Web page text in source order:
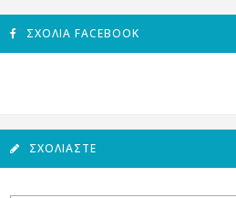
ΣΧΌΛΙΑ FACEBOOK
ΣΧΟΛΙΆΣΤΕ